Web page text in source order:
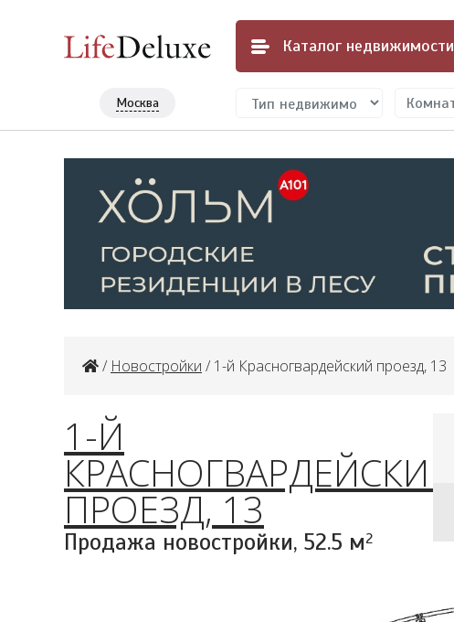
Каталог недвижимости
Москва
/ Новостройки / 1-й Красногвардейский проезд, 13
1-Й
КРАСНОГВАРДЕЙСКИЙ
ПРОЕЗД, 13
Продажа новостройки, 52.5 м2